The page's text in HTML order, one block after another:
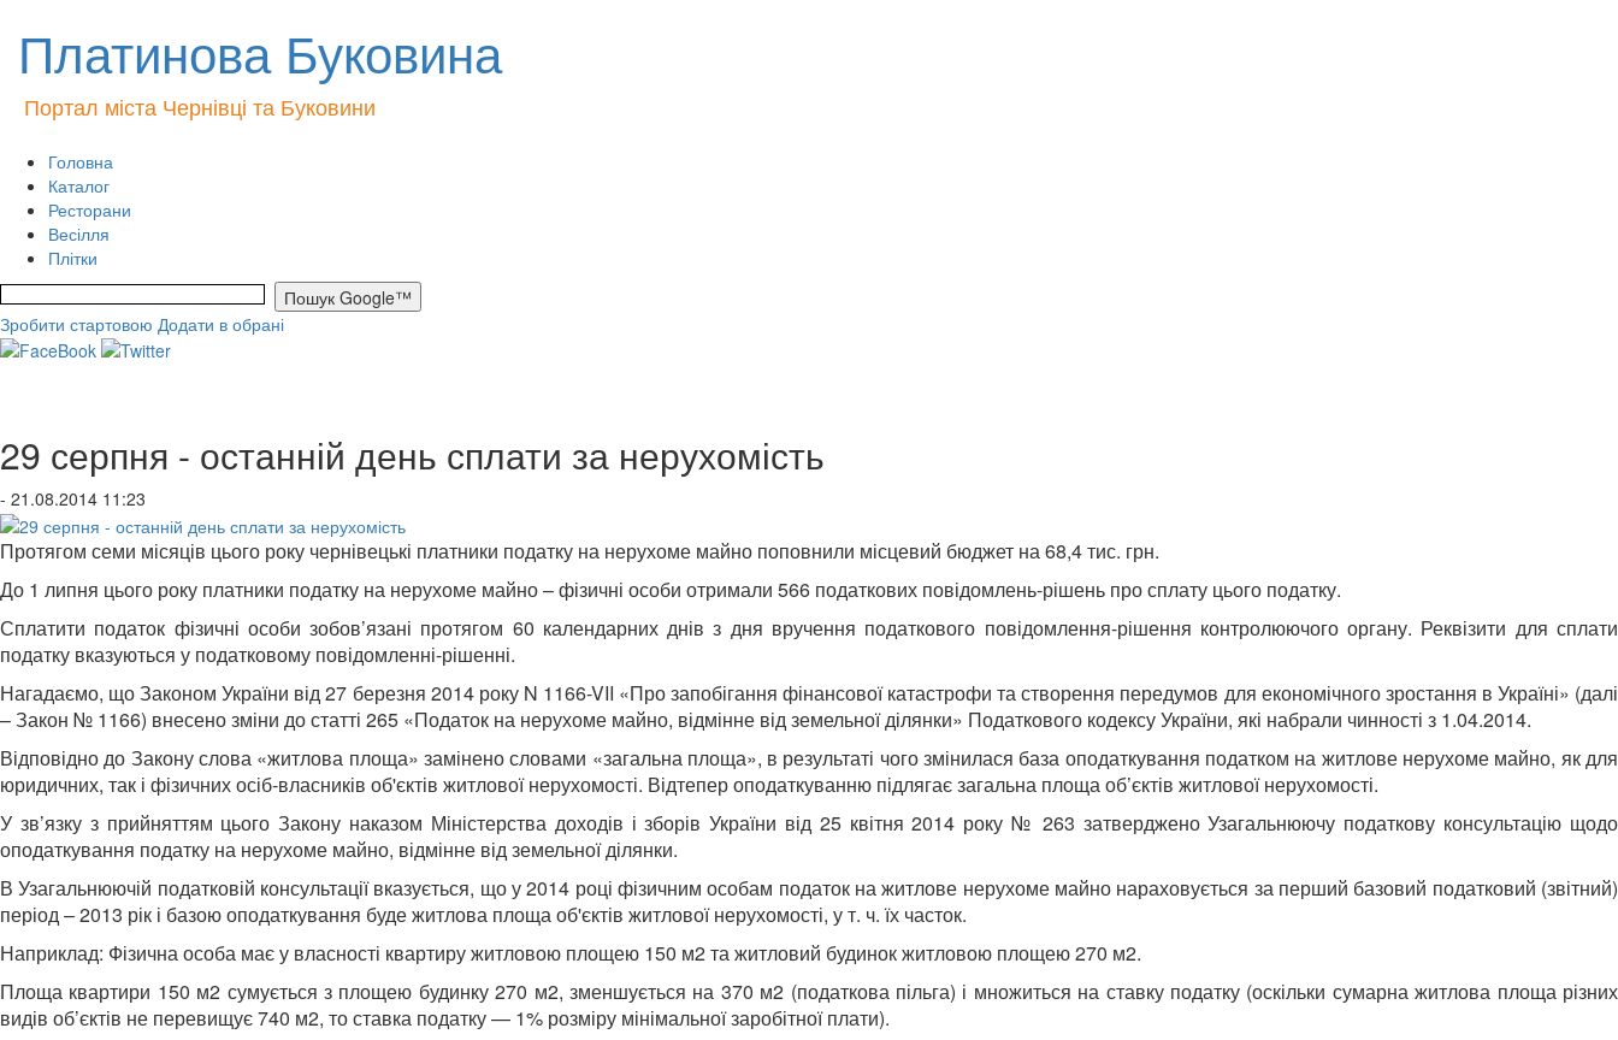
Платинова Буковина
Портал міста Чернівці та Буковини
Головна
Каталог
Ресторани
Весілля
Плітки
Зробити стартовою Додати в обрані
29 серпня - останній день сплати за нерухомість
- 21.08.2014 11:23
Протягом семи місяців цього року чернівецькі платники податку на нерухоме майно поповнили місцевий бюджет на 68,4 тис. грн.
До 1 липня цього року платники податку на нерухоме майно – фізичні особи отримали 566 податкових повідомлень-рішень про сплату цього податку.
Сплатити податок фізичні особи зобов’язані протягом 60 календарних днів з дня вручення податкового повідомлення-рішення контролюючого органу. Реквізити для сплати
податку вказуються у податковому повідомленні-рішенні.
Нагадаємо, що Законом України від 27 березня 2014 року N 1166-VII «Про запобігання фінансової катастрофи та створення передумов для економічного зростання в Україні» (далі
– Закон № 1166) внесено зміни до статті 265 «Податок на нерухоме майно, відмінне від земельної ділянки» Податкового кодексу України, які набрали чинності з 1.04.2014.
Відповідно до Закону слова «житлова площа» замінено словами «загальна площа», в результаті чого змінилася база оподаткування податком на житлове нерухоме майно, як для
юридичних, так і фізичних осіб-власників об'єктів житлової нерухомості. Відтепер оподаткуванню підлягає загальна площа об’єктів житлової нерухомості.
У зв’язку з прийняттям цього Закону наказом Міністерства доходів і зборів України від 25 квітня 2014 року № 263 затверджено Узагальнюючу податкову консультацію щодо
оподаткування податку на нерухоме майно, відмінне від земельної ділянки.
В Узагальнюючій податковій консультації вказується, що у 2014 році фізичним особам податок на житлове нерухоме майно нараховується за перший базовий податковий (звітний)
період – 2013 рік і базою оподаткування буде житлова площа об'єктів житлової нерухомості, у т. ч. їх часток.
Наприклад: Фізична особа має у власності квартиру житловою площею 150 м2 та житловий будинок житловою площею 270 м2.
Площа квартири 150 м2 сумується з площею будинку 270 м2, зменшується на 370 м2 (податкова пільга) і множиться на ставку податку (оскільки сумарна житлова площа різних
видів об’єктів не перевищує 740 м2, то ставка податку — 1% розміру мінімальної заробітної плати).